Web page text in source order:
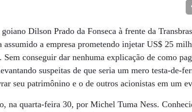
Dilson Prado da Fonseca à frente da
a empresa prometendo injetar US$ 25
Sem conseguir dar nenhuma explicação de como
suspeitas de que seria um mero testa-de-
seu patrimônino e o de outros acionistas em um
na quarta-feira 30, por Michel Tuma Ness.